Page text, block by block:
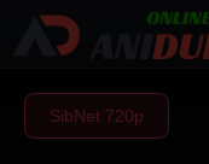
SibNet 720р